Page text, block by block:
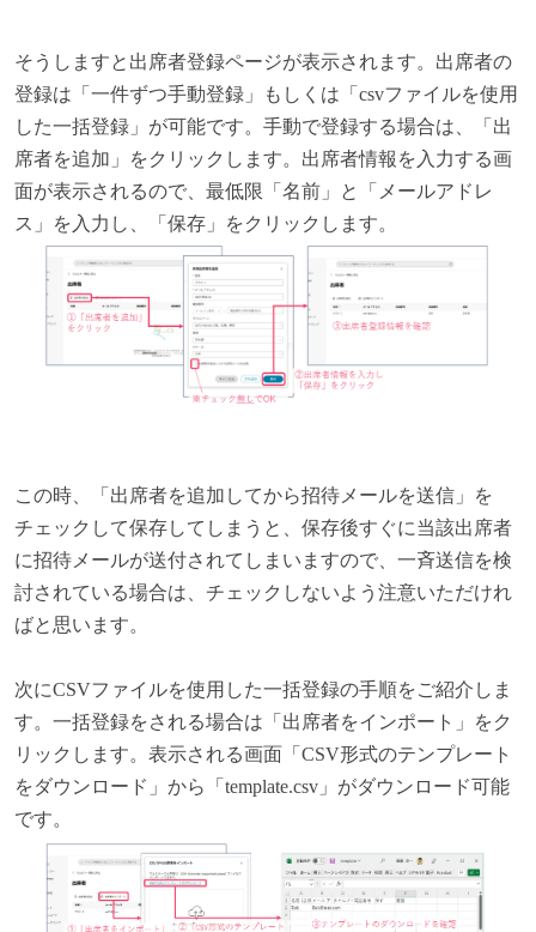
そうしますと出席者登録ページが表示されます。出席者の
登録は「一件ずつ手動登録」もしくは「csvファイルを使用
した一括登録」が可能です。手動で登録する場合は、「出
席者を追加」をクリックします。出席者情報を入力する画
面が表示されるので、最低限「名前」と「メールアドレ
ス」を入力し、「保存」をクリックします。
この時、「出席者を追加してから招待メールを送信」を
チェックして保存してしまうと、保存後すぐに当該出席者
に招待メールが送付されてしまいますので、一斉送信を検
討されている場合は、チェックしないよう注意いただけれ
ばと思います。
次にCSVファイルを使用した一括登録の手順をご紹介しま
す。一括登録をされる場合は「出席者をインポート」をク
リックします。表示される画面「CSV形式のテンプレート
をダウンロード」から「template.csv」がダウンロード可能
です。